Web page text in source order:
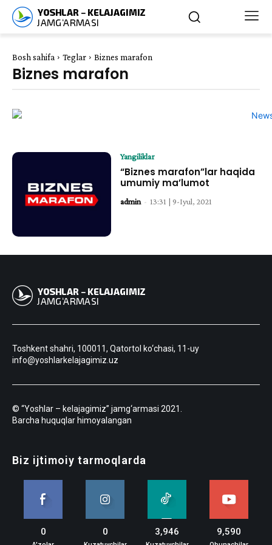
Bosh sahifa Teglar Biznes marafon
Biznes marafon
Yangiliklar
“Biznes marafon”lar haqida
umumiy ma’lumot
admin - 13:31 | 9-Iyul, 2021
Toshkent shahri, 100011, Qatortol ko‘chasi, 11-uy
info@yoshlarkelajagimiz.uz
© “Yoshlar – kelajagimiz” jamg‘armasi 2021.
Barcha huquqlar himoyalangan
Biz ijtimoiy tarmoqlarda
0 0 3,946 9,590